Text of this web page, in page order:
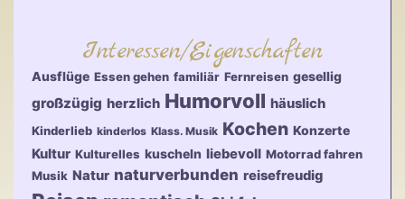
Interessen/Eigenschaften
Ausflüge Essen gehen familiär Fernreisen gesellig
großzügig herzlich Humorvoll häuslich
Kinderlieb kinderlos Klass. Musik Kochen Konzerte
Kultur Kulturelles kuscheln liebevoll Motorrad fahren
Musik Natur naturverbunden reisefreudig